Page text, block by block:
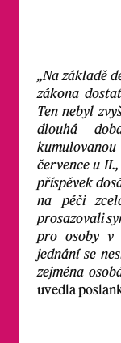
„Na základě
zákona
Ten nebyl
dlouhá
července u
příspěvek
na péči
prosazovali
pro osoby v
jednání se
zejména
uvedla